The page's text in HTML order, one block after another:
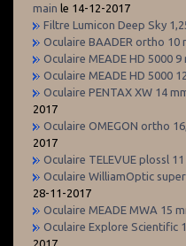
main le 14-12-2017
Filtre Lumicon Deep Sky
Oculaire BAADER ortho 10
Oculaire MEADE HD 5000
Oculaire MEADE HD 5000
Oculaire PENTAX XW 14
2017
Oculaire OMEGON ortho
2017
Oculaire TELEVUE plossl
Oculaire WilliamOptic
28-11-2017
Oculaire MEADE MWA 15
Oculaire Explore Scientific
2017